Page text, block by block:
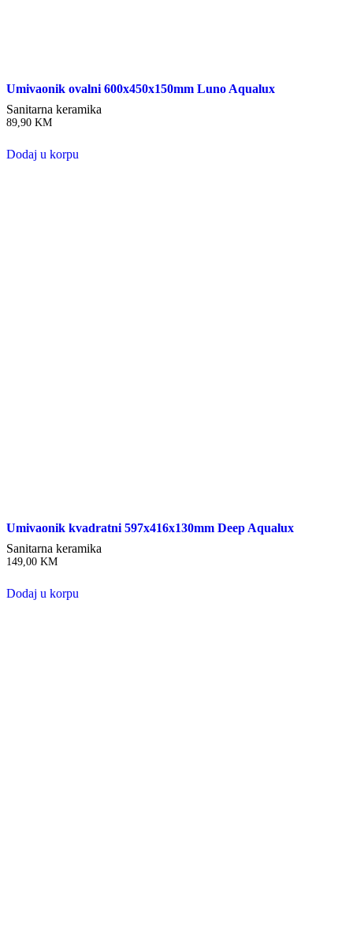
Umivaonik ovalni 600x450x150mm Luno Aqualux
Sanitarna keramika
89,90 KM
Dodaj u korpu
Umivaonik kvadratni 597x416x130mm Deep Aqualux
Sanitarna keramika
149,00 KM
Dodaj u korpu